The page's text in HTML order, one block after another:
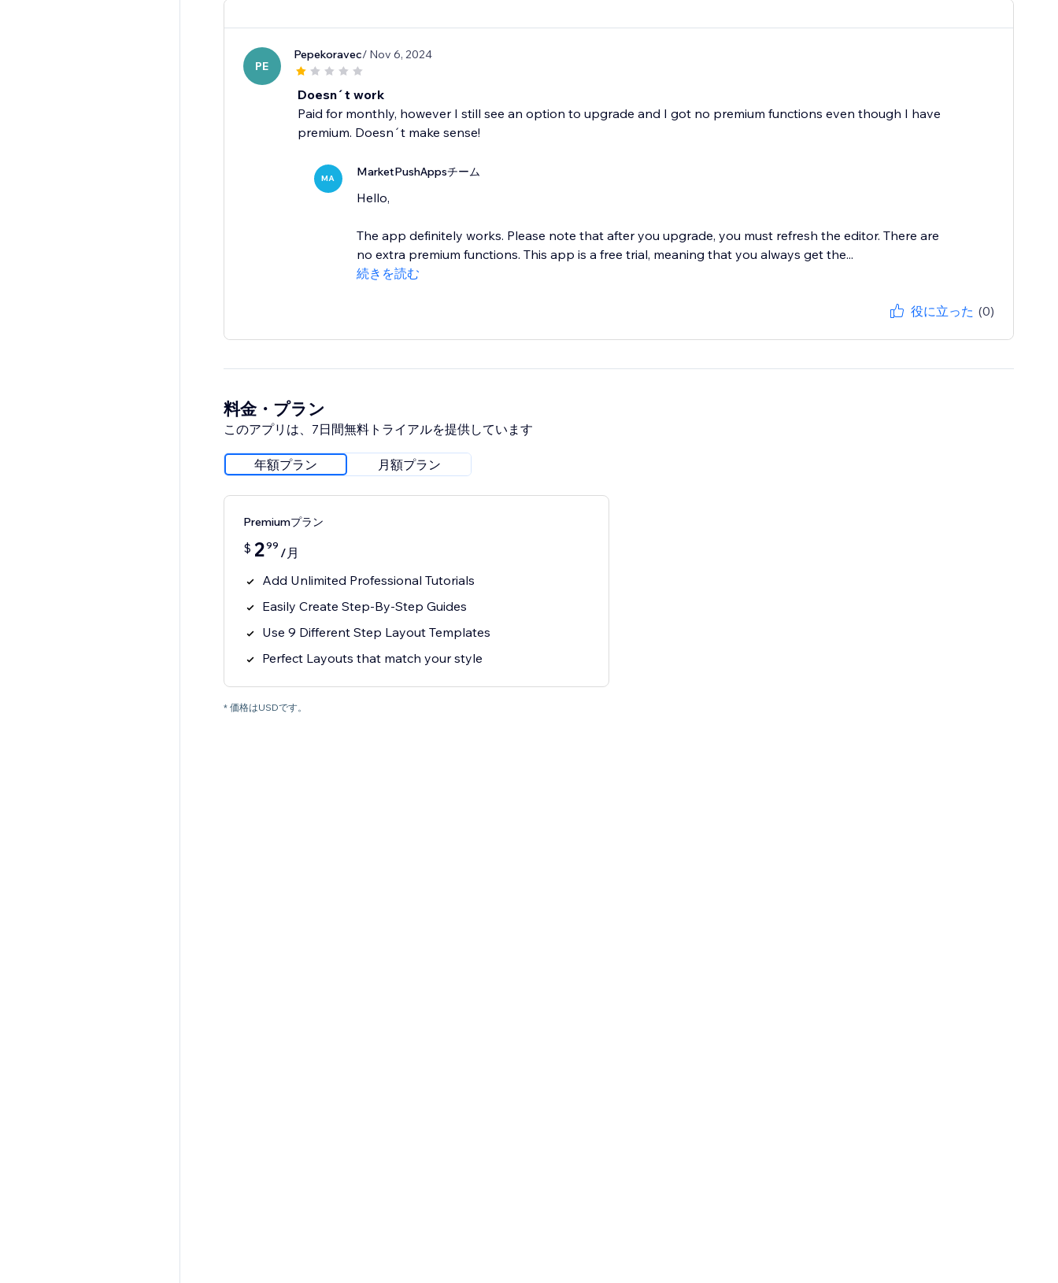
PE
Pepekoravec/ Nov 6, 2024
Doesn´t work
Paid for monthly, however I still see an option to upgrade and I got no premium functions even though I have
premium. Doesn´t make sense!
MA MarketPushAppsチーム
Hello,
The app definitely works. Please note that after you upgrade, you must refresh the editor. There are
no extra premium functions. This app is a free trial, meaning that you always get the...
続きを読む
役に立った (0)
料金・プラン
このアプリは、7日間無料トライアルを提供しています
年額プラン 月額プラン
Premiumプラン
$ 299 /月
Add Unlimited Professional Tutorials
Easily Create Step-By-Step Guides
Use 9 Different Step Layout Templates
Perfect Layouts that match your style
* 価格はUSDです。